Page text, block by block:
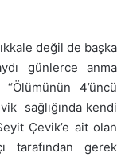
değil de başka
günlerce anma
4’üncü
sağlığında kendi
Çevik’e ait olan
tarafından gerek